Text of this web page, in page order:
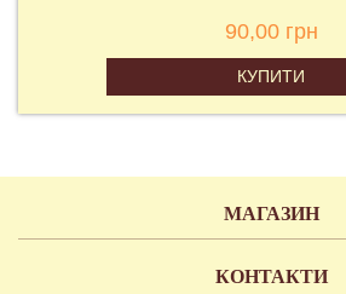
90,00 грн
КУПИТИ
МАГАЗИН
КОНТАКТИ